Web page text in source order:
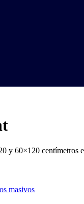
y 60×120 centímetros
masivos